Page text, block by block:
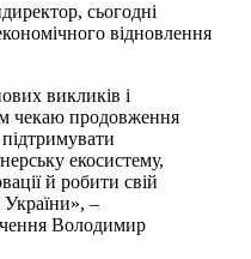
сьогодні
відновлення
викликів і
чекаю продовження
екосистему,
й робити свій
–
Володимир